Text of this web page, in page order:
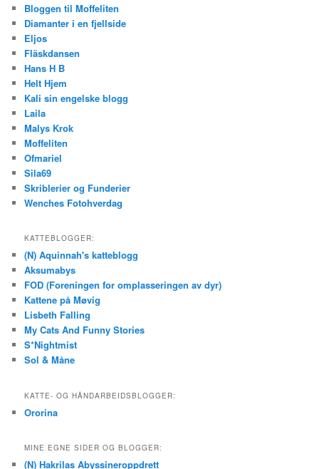
Bloggen til Moffeliten
Diamanter i en fjellside
Eljos
Fläskdansen
Hans H B
Helt Hjem
Kali sin engelske blogg
Laila
Malys Krok
Moffeliten
Ofmariel
Sila69
Skriblerier og Funderier
Wenches Fotohverdag
KATTEBLOGGER:
(N) Aquinnah's katteblogg
Aksumabys
FOD (Foreningen for omplasseringen av dyr)
Kattene på Møvig
Lisbeth Falling
My Cats And Funny Stories
S*Nightmist
Sol & Måne
KATTE- OG HÅNDARBEIDSBLOGGER:
Ororina
MINE EGNE SIDER OG BLOGGER:
(N) Hakrilas Abyssineroppdrett